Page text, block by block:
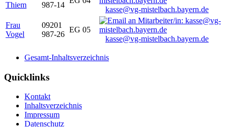
Thiem
987-14
kasse@vg-mistelbach.bayern.de
Frau
Vogel
09201
987-26
EG 05
kasse@vg-mistelbach.bayern.de
Gesamt-Inhaltsverzeichnis
Quicklinks
Kontakt
Inhaltsverzeichnis
Impressum
Datenschutz